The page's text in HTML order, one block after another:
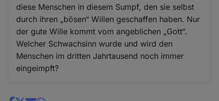
diese Menschen in diesem Sumpf, den sie selbst
durch ihren „bösen“ Willen geschaffen haben. Nur
der gute Wille kommt vom angeblichen „Gott“.
Welcher Schwachsinn wurde und wird den
Menschen im dritten Jahrtausend noch immer
eingeimpft?